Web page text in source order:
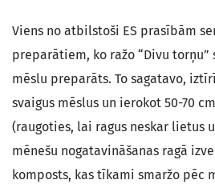
Viens no atbilstoši ES prasībām
preparātiem, ko ražo “Divu
mēslu preparāts. To sagatavo,
svaigus mēslus un ierokot 50-70
(raugoties, lai ragus neskar lietus
mēnešu nogatavināšanas ragā
komposts, kas tīkami smaržo pēc